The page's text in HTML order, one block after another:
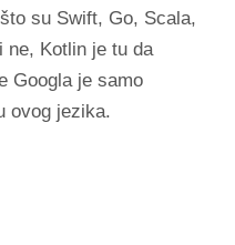
su Swift, Go, Scala,
ne, Kotlin je tu da
Googla je samo
ovog jezika.